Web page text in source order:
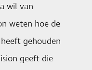
wil van
weten hoe de
gehouden
geeft die